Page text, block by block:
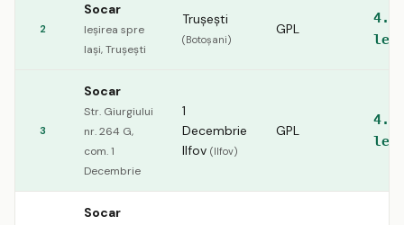
2
Socar
Ieșirea spre
Iași, Trușești
Trușești
(Botoșani)
GPL
3
Socar
Str. Giurgiului
nr. 264 G,
com. 1
Decembrie
1
Decembrie
Ilfov (Ilfov)
GPL
Socar